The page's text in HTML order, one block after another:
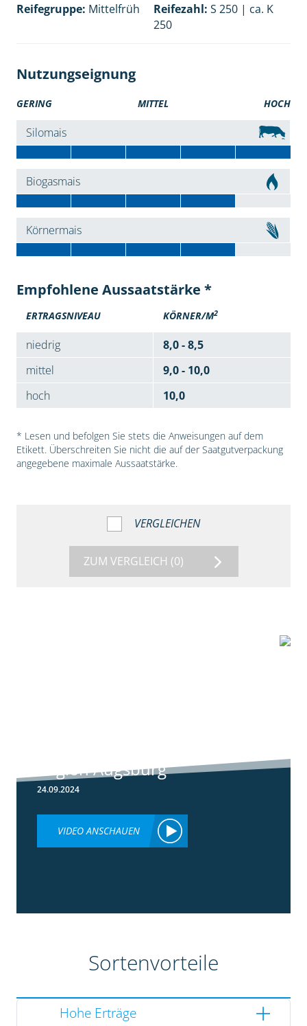
Reifegruppe: Mittelfrüh Reifezahl: S 250 | ca. K
250
Nutzungseignung
GERING MITTEL HOCH
Silomais
Biogasmais
Körnermais
Empfohlene Aussaatstärke *
ERTRAGSNIVEAU KÖRNER/M2
niedrig
8,0 - 8,5
mittel
9,0 - 10,0
hoch
10,0
* Lesen und befolgen Sie stets die Anweisungen auf dem
Etikett. Überschreiten Sie nicht die auf der Saatgutverpackung
angegebene maximale Aussaatstärke.
VERGLEICHEN
ZUM VERGLEICH (0)
Region Augsburg
24.09.2024
VIDEO ANSCHAUEN
Sortenvorteile
Hohe Erträge